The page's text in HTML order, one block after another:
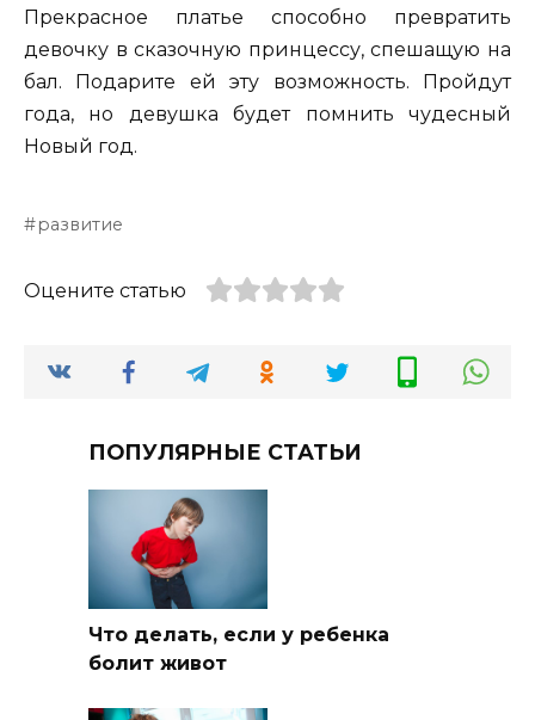
Прекрасное платье способно превратить
девочку в сказочную принцессу, спешащую на
бал. Подарите ей эту возможность. Пройдут
года, но девушка будет помнить чудесный
Новый год.
развитие
Оцените статью
ПОПУЛЯРНЫЕ СТАТЬИ
Что делать, если у ребенка
болит живот